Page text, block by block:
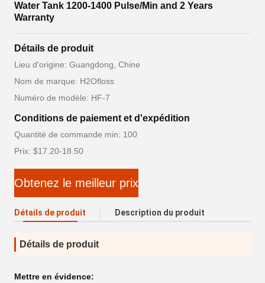
Water Tank 1200-1400 Pulse/Min and 2 Years
Warranty
Détails de produit
Lieu d'origine: Guangdong, Chine
Nom de marque: H2Ofloss
Numéro de modèle: HF-7
Conditions de paiement et d'expédition
Quantité de commande min: 100
Prix: $17.20-18.50
Obtenez le meilleur prix
Détails de produit Description du produit
Détails de produit
Mettre en évidence: